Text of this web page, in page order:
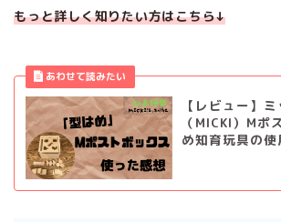
もっと詳しく知りたい方はこちら↓
【レビュー】
（MICKI）Mポ
め知育玩具の使